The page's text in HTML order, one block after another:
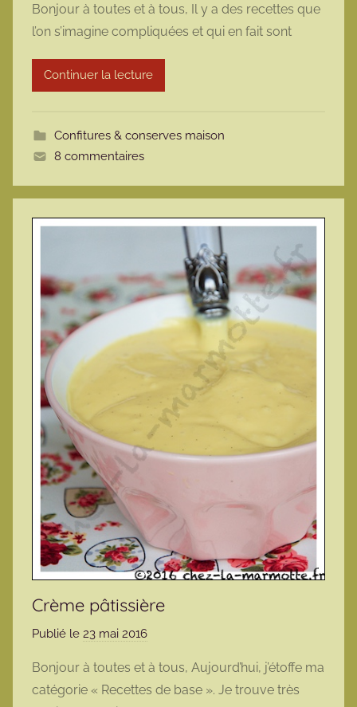
r
m
a
r
t
e
Bonjour à toutes et à tous, Il y a des recettes que
l’on s’imagine compliquées et qui en fait sont
Continuer la lecture
Confitures & conserves maison
8 commentaires
Crème pâtissière
Publié le 23 mai 2016
r
m
Bonjour à toutes et à tous, Aujourd’hui, j’étoffe ma
catégorie « Recettes de base ». Je trouve très